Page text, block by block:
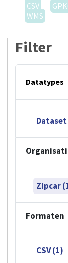
CSV
WMS
Filter
Datatypes
Zipcar
Formaten
CSV (1)